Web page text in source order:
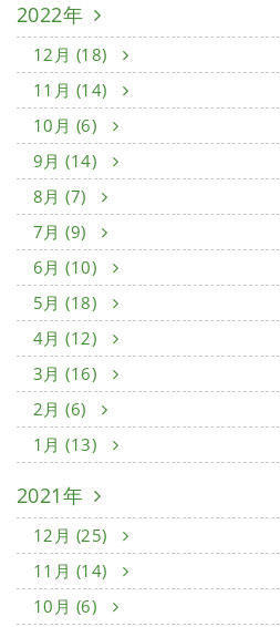
2022年
12月 (18)
11月 (14)
10月 (6)
9月 (14)
8月 (7)
7月 (9)
6月 (10)
5月 (18)
4月 (12)
3月 (16)
2月 (6)
1月 (13)
2021年
12月 (25)
11月 (14)
10月 (6)